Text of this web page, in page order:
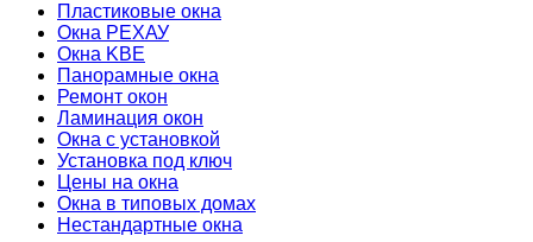
Пластиковые окна
Окна РЕХАУ
Окна KBE
Панорамные окна
Ремонт окон
Ламинация окон
Окна с установкой
Установка под ключ
Цены на окна
Окна в типовых домах
Нестандартные окна